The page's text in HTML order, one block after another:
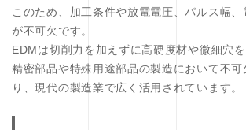
このため、加工条件や放電電圧、パルス幅
が不可欠です。
EDMは切削力を加えずに高硬度材や微細穴を
精密部品や特殊用途部品の製造において不可
り、現代の製造業で広く活用されています。